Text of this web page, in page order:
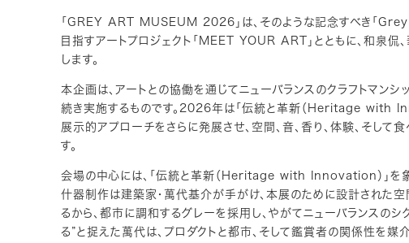
「GREY ART MUSEUM 2026」は、そのような記念すべき「
目指すアートプロジェクト「MEET YOUR ART」とともに、和泉侃
します。
本企画は、アートとの協働を通じてニューバランスのクラフトマン
続き実施するものです。2026年は「伝統と革新（Heritage with
展示的アプローチをさらに発展させ、空間、音、香り、体験、そし
す。
会場の中心には、「伝統と革新（Heritage with Innovation）」を
什器制作は建築家・萬代基介が手がけ、本展のために設計された空
るから、都市に調和するグレーを採用し、やがてニューバランスの
る”と捉えた萬代は、プロダクトと都市、そして鑑賞者の関係性を媒